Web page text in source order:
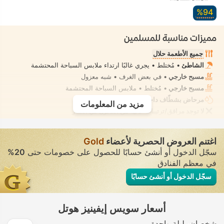
94‏%
مميزات مناسبة للمسلمين
جميع الأطعمة حلال
الشاطئ • مُختلط • يجري غالبًا ارتداء ملابس السباحة المحتشمة
مسبح خارجي • في بعض الغرف • شبه معزول
مسبح خارجي • مُختلط • ملابس السباحة المحتشمة
مرحاض بشطّاف داخلي مدمج
• في جميع الغرف
لا توجد مرافق/ترتيبات خالية من الكحول في العقار
مزيد من المعلومات
اغتنم العروض الحصرية لأعضاء Gold
سجّل الدخول أو أنشئ حسابًا للحصول على خصومات حتى20%
في معظم الفنادق
سجّل الدخول أو أنشئ حسابًا
أسعار سويس إيفينيز هوتل